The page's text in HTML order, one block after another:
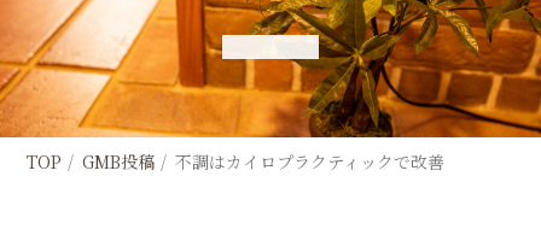
TOP GMB投稿 不調はカイロプラクティックで改善